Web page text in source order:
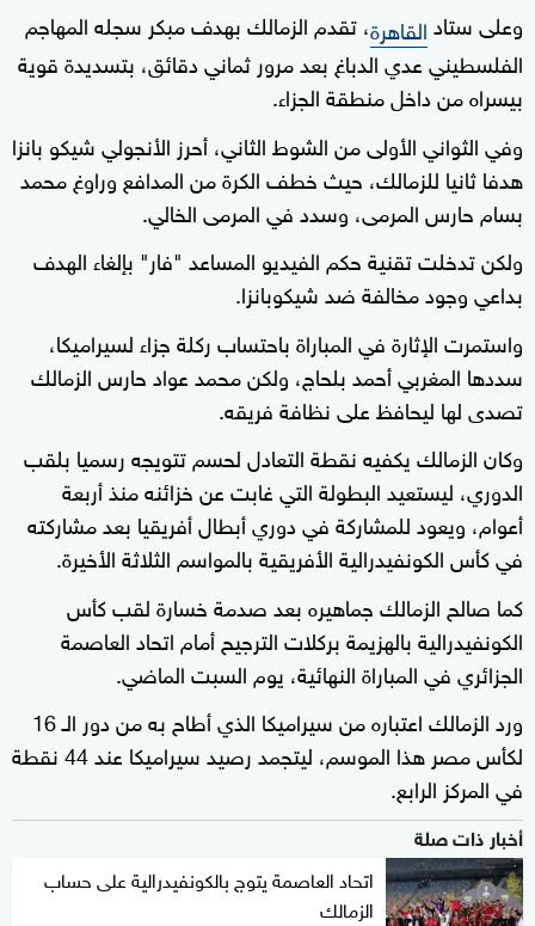
وعلى ستادالقاهرة، تقدم الزمالك بهدف مبكر سجله المهاجم
الفلسطيني عدي الدباغ بعد مرور ثماني دقائق، بتسديدة قوية
بيسراه من داخل منطقة الجزاء.
وفي الثواني الأولى من الشوط الثاني، أحرز الأنجولي شيكو بانزا
هدفا ثانيا للزمالك، حيث خطف الكرة من المدافع وراوغ محمد
بسام حارس المرمى، وسدد في المرمى الخالي.
ولكن تدخلت تقنية حكم الفيديو المساعد "فار" بإلغاء الهدف
بداعي وجود مخالفة ضد شيكوبانزا.
واستمرت الإثارة في المباراة باحتساب ركلة جزاء لسيراميكا،
سددها المغربي أحمد بلحاج، ولكن محمد عواد حارس الزمالك
تصدى لها ليحافظ على نظافة فريقه.
وكان الزمالك يكفيه نقطة التعادل لحسم تتويجه رسميا بلقب
الدوري، ليستعيد البطولة التي غابت عن خزائنه منذ أربعة
أعوام، ويعود للمشاركة في دوري أبطال أفريقيا بعد مشاركته
في كأس الكونفيدرالية الأفريقية بالمواسم الثلاثة الأخيرة.
كما صالح الزمالك جماهيره بعد صدمة خسارة لقب كأس
الكونفيدرالية بالهزيمة بركلات الترجيح أمام اتحاد العاصمة
الجزائري في المباراة النهائية، يوم السبت الماضي.
ورد الزمالك اعتباره من سيراميكا الذي أطاح به من دور الـ 16
لكأس مصر هذا الموسم، ليتجمد رصيد سيراميكا عند 44 نقطة
في المركز الرابع.
أخبار ذات صلة
اتحاد العاصمة يتوج بالكونفيدرالية على حساب
الزمالك